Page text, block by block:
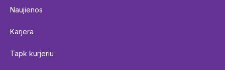
Naujienos
Karjera
Tapk kurjeriu